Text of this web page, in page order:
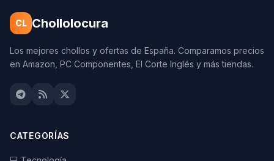
CL Chollolocura
Los mejores chollos y ofertas de España. Comparamos precios
en Amazon, PC Componentes, El Corte Inglés y más tiendas.
CATEGORÍAS